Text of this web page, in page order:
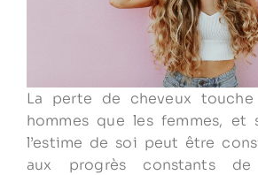
La perte de cheveux
hommes que les femmes, et
l’estime de soi peut être
aux progrès constants